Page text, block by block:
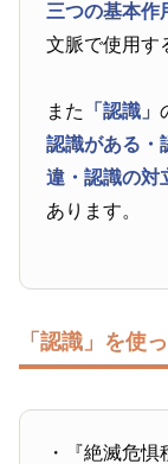
三つの基本作
文脈で使用す
また 「認識」
認識がある・
違・認識の対
あります。
「認識」を使
・『絶滅危